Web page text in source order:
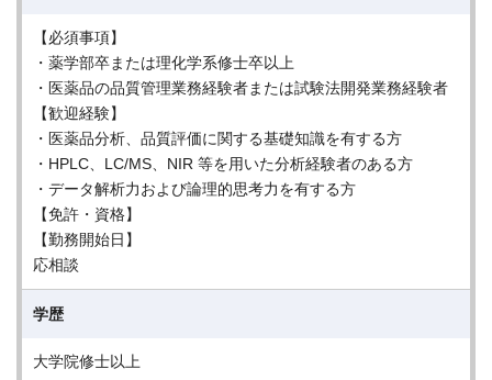
【必須事項】
・薬学部卒または理化学系修士卒以上
・医薬品の品質管理業務経験者または試験法開発業務経験者
【歓迎経験】
・医薬品分析、品質評価に関する基礎知識を有する方
・HPLC、LC/MS、NIR 等を用いた分析経験者のある方
・データ解析力および論理的思考力を有する方
【免許・資格】
【勤務開始日】
応相談
学歴
大学院修士以上